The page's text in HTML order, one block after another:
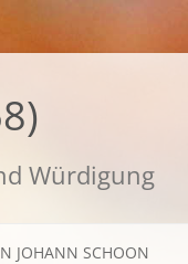
Würdigung
JOHANN SCHOON